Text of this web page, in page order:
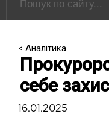
< Аналітика
себе
16.01.2025